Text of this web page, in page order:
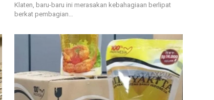
Klaten, baru-baru ini merasakan kebahagiaan berlipat
berkat pembagian…